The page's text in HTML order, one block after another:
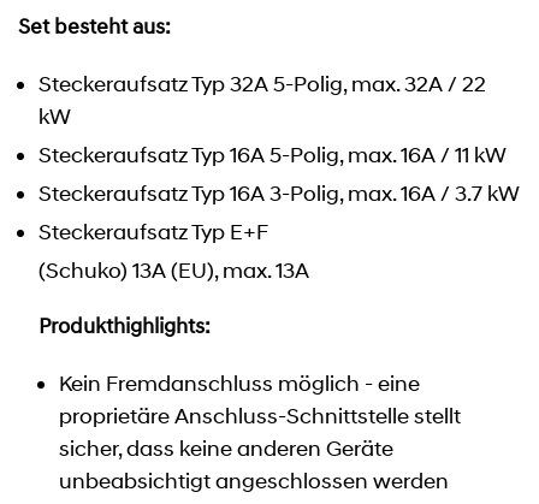
Set besteht aus:
Steckeraufsatz Typ 32A 5-Polig, max. 32A / 22
kW
Steckeraufsatz Typ 16A 5-Polig, max. 16A / 11 kW
Steckeraufsatz Typ 16A 3-Polig, max. 16A / 3.7 kW
Steckeraufsatz Typ E+F
(Schuko) 13A (EU), max. 13A
Produkthighlights:
Kein Fremdanschluss möglich - eine
proprietäre Anschluss-Schnittstelle stellt
sicher, dass keine anderen Geräte
unbeabsichtigt angeschlossen werden